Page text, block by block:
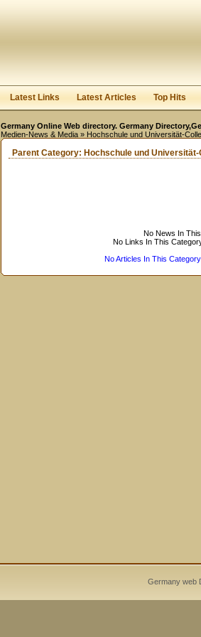
Latest Links Latest Articles Top Hits
Germany Online Web directory. Germany
Medien-News & Media » Hochschule und Universität-
Parent Category: Hochschule und
No News In
No Links In This
No Articles In This Category
Germany web